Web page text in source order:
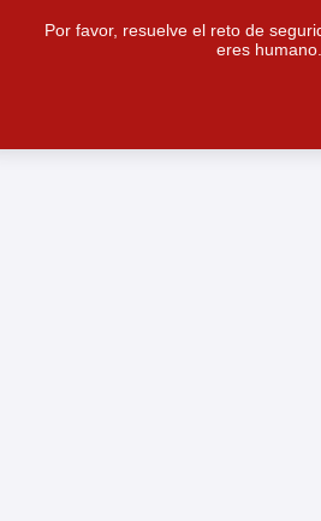
Por favor, resuelve el reto de
eres humano.